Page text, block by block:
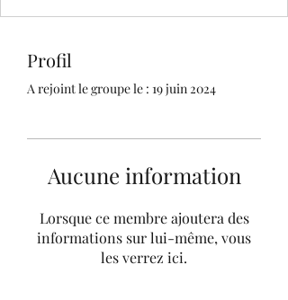
Profil
A rejoint le groupe le : 19 juin 2024
Aucune information
Lorsque ce membre ajoutera des
informations sur lui-même, vous
les verrez ici.